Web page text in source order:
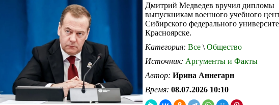
Дмитрий Медведев вручил дипломы
выпускникам военного учебного
Сибирского федерального
Красноярске.
Категория: Все \ Общество
Источник: Аргументы и Факты
Автор: Ирина Аннегарн
Время: 08.07.2026 10:10